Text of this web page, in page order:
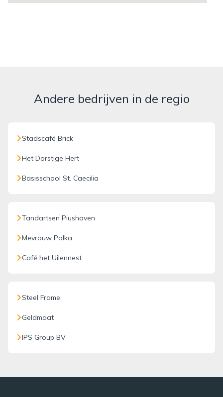
Andere bedrijven in de regio
Stadscafé Brick
Het Dorstige Hert
Basisschool St. Caecilia
Tandartsen Piushaven
Mevrouw Polka
Café het Uilennest
Steel Frame
Geldmaat
IPS Group BV